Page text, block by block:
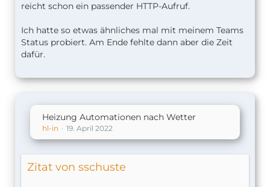
reicht schon ein passender HTTP-Aufruf.
Ich hatte so etwas ähnliches mal mit meinem Teams
Status probiert. Am Ende fehlte dann aber die Zeit
dafür.
Heizung Automationen nach Wetter
hl-in 19. April 2022
Zitat von sschuste